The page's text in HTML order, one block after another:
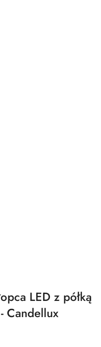
LED z półką
Candellux